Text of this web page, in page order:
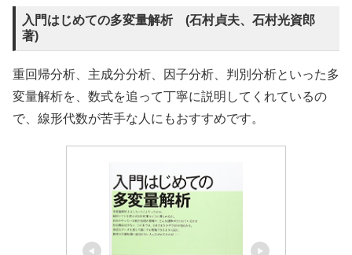
重回帰分析、主成分分析、因子分析、判別分析といった多
変量解析を、数式を追って丁寧に説明してくれているの
で、線形代数が苦手な人にもおすすめです。